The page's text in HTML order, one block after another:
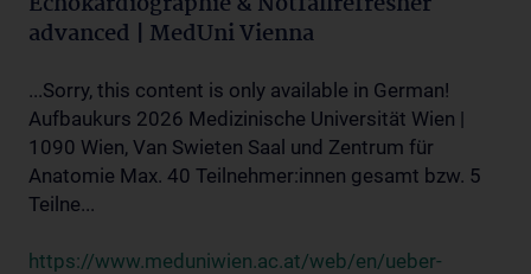
advanced | MedUni Vienna
...Sorry, this content is only available in German!
Aufbaukurs 2026 Medizinische Universität Wien |
1090 Wien, Van Swieten Saal und Zentrum für
Anatomie Max. 40 Teilnehmer:innen gesamt bzw. 5
Teilne...
https://www.meduniwien.ac.at/web/en/ueber-